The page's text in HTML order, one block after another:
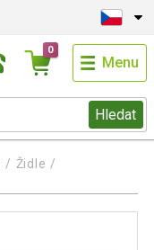
Hledat
0
Menu
Židle